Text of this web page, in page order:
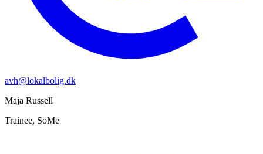
avh@lokalbolig.dk
Maja Russell
Trainee, SoMe